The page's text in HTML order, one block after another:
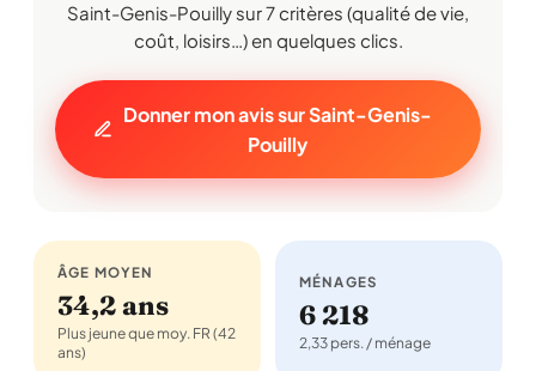
Saint-Genis-Pouilly sur 7 critères (qualité de vie,
coût, loisirs…) en quelques clics.
Donner mon avis sur Saint-Genis-
Pouilly
ÂGE MOYEN
34,2 ans
Plus jeune que moy. FR (42
ans)
MÉNAGES
6 218
2,33 pers. / ménage